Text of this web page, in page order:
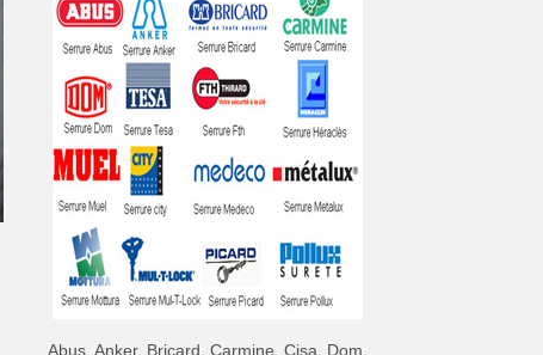
Abus, Anker, Bricard, Carmine, Cisa, Dom,